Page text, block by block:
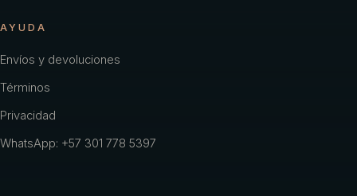
AYUDA
Envíos y devoluciones
Términos
Privacidad
WhatsApp: +57 301 778 5397